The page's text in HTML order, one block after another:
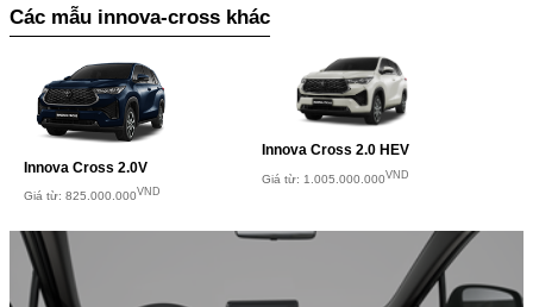
Các mẫu innova-cross khác
Innova Cross 2.0V
Giá từ: 825.000.000VND
Innova Cross 2.0 HEV
Giá từ: 1.005.000.000VND